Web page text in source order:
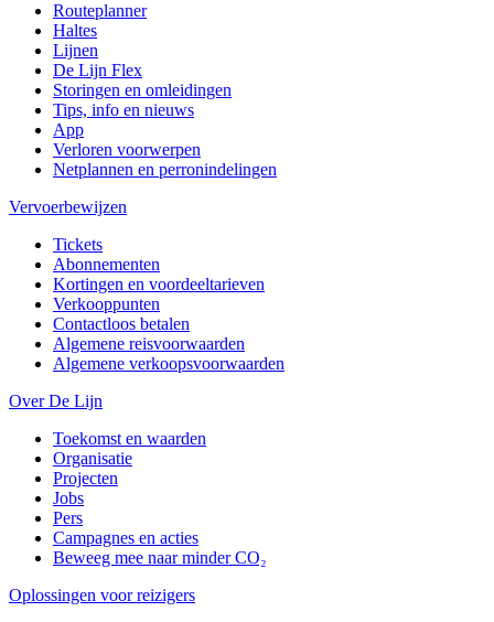
Routeplanner
Haltes
Lijnen
De Lijn Flex
Storingen en omleidingen
Tips, info en nieuws
App
Verloren voorwerpen
Netplannen en perronindelingen
Vervoerbewijzen
Tickets
Abonnementen
Kortingen en voordeeltarieven
Verkooppunten
Contactloos betalen
Algemene reisvoorwaarden
Algemene verkoopsvoorwaarden
Over De Lijn
Toekomst en waarden
Organisatie
Projecten
Jobs
Pers
Campagnes en acties
Beweeg mee naar minder CO₂
Oplossingen voor reizigers